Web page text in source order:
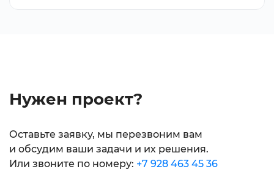
Нужен проект?
Оставьте заявку, мы перезвоним вам
и обсудим ваши задачи и их решения.
Или звоните по номеру: +7 928 463 45 36